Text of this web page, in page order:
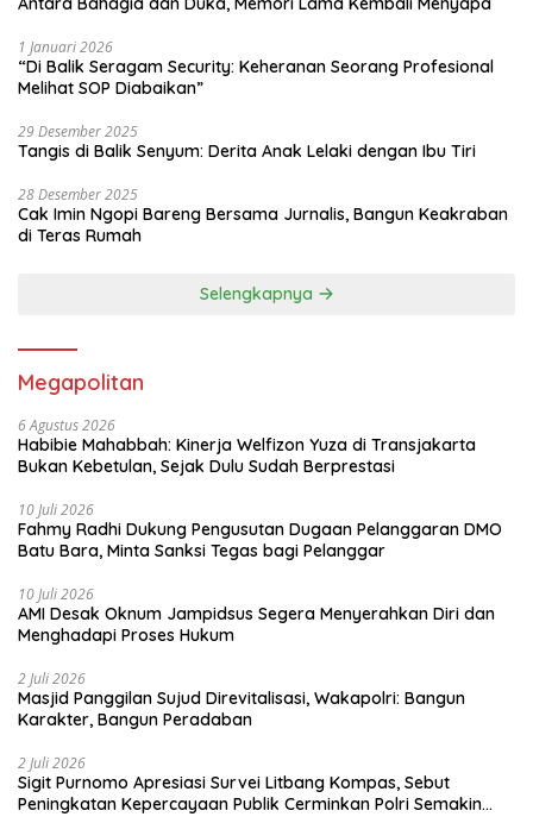
1 Januari 2026
“Di Balik Seragam Security: Keheranan Seorang Profesional
Melihat SOP Diabaikan”
29 Desember 2025
Tangis di Balik Senyum: Derita Anak Lelaki dengan Ibu Tiri
28 Desember 2025
Cak Imin Ngopi Bareng Bersama Jurnalis, Bangun Keakraban
di Teras Rumah
Selengkapnya
Megapolitan
6 Agustus 2026
Habibie Mahabbah: Kinerja Welfizon Yuza di Transjakarta
Bukan Kebetulan, Sejak Dulu Sudah Berprestasi
10 Juli 2026
Fahmy Radhi Dukung Pengusutan Dugaan Pelanggaran DMO
Batu Bara, Minta Sanksi Tegas bagi Pelanggar
10 Juli 2026
AMI Desak Oknum Jampidsus Segera Menyerahkan Diri dan
Menghadapi Proses Hukum
2 Juli 2026
Masjid Panggilan Sujud Direvitalisasi, Wakapolri: Bangun
Karakter, Bangun Peradaban
2 Juli 2026
Sigit Purnomo Apresiasi Survei Litbang Kompas, Sebut
Peningkatan Kepercayaan Publik Cerminkan Polri Semakin